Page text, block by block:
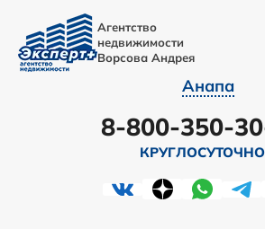
Агентство
недвижимости
Ворсова Андрея
Анапа
8-800-350-
КРУГЛОСУТОЧНО